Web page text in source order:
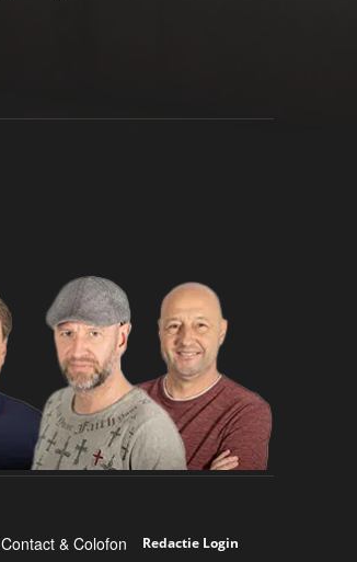
Contact & Colofon Redactie Login